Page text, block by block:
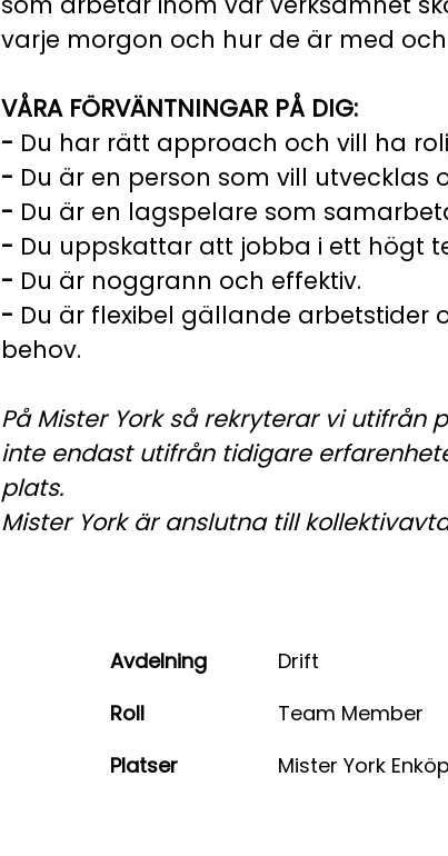
varje morgon och hur de är med
VÅRA FÖRVÄNTNINGAR PÅ DIG:
- Du har rätt approach och vill ha
- Du är en person som vill utvecklas
- Du är en lagspelare som
- Du uppskattar att jobba i ett högt
- Du är noggrann och effektiv.
- Du är flexibel gällande arbetstider
behov.
På Mister York så rekryterar vi utifrån
inte endast utifrån tidigare
plats.
Mister York är anslutna till
Avdelning
Drift
Roll
Team Member
Platser
Mister York